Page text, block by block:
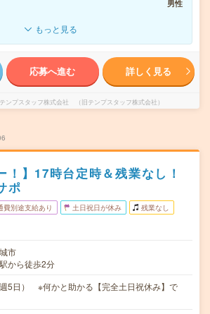
男性
もっと見る
応募へ進む 詳しく見る
ンプスタッフ株式会社 （旧テンプスタッフ株式会社）
！】17時台定時＆残業なし！
ポ
費別途支給あり 土日祝日が休み 残業なし
市
から徒歩2分
5日） ※何かと助かる【完全土日祝休み】で